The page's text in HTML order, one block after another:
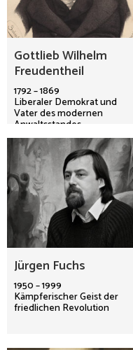
Gottlieb Wilhelm
Freudentheil
1792 – 1869
Liberaler Demokrat und
Vater des modernen
Anwaltsstandes
Jürgen Fuchs
1950 – 1999
Kämpferischer Geist der
friedlichen Revolution